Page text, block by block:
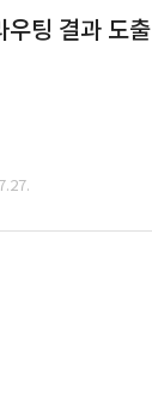
팅 결과 도출